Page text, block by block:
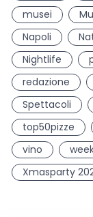
musei
Napoli
Nightlife
redazione
Spettacoli
top50pizze
vino
Xmasparty